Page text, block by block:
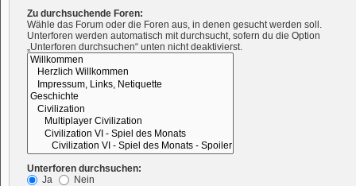
Zu durchsuchende Foren:
Wähle das Forum oder die Foren aus, in denen gesucht werden soll.
Unterforen werden automatisch mit durchsucht, sofern du die Option
„Unterforen durchsuchen“ unten nicht deaktivierst.
Unterforen durchsuchen:
Ja
Nein